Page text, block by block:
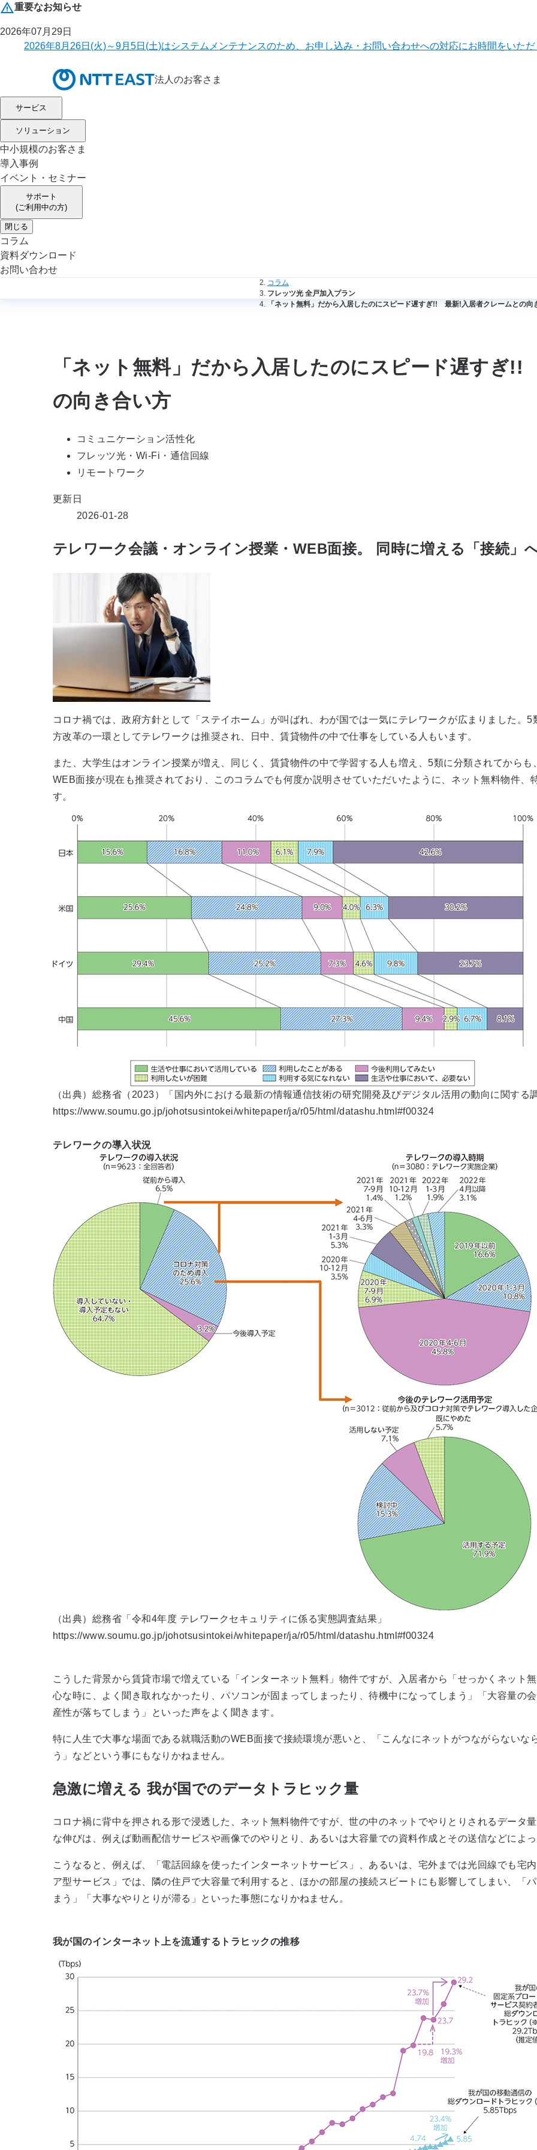
重要なお知らせ
2026年07月29日
2026年8月26日(火)～9月5日(土)はシステムメンテナンスのため、お申し込み・お問い合わせへの対応にお時間をいただ
法人のお客さま
サービス
ソリューション
中小規模のお客さま
導入事例
イベント・セミナー
サポート
(ご利用中の方)
閉じる
コラム
資料ダウンロード
お問い合わせ
コラム
フレッツ光 全戸加入プラン
「ネット無料」だから入居したのにスピード遅すぎ!! 最新!入居者クレームとの向
「ネット無料」だから入居したのにスピード遅すぎ
の向き合い方
コミュニケーション活性化
フレッツ光・Wi-Fi・通信回線
リモートワーク
更新日
2026-01-28
テレワーク会議・オンライン授業・WEB面接。 同時に増える「接続」
コロナ禍では、政府方針として「ステイホーム」が叫ばれ、わが国では一気にテレワークが広まりました。
方改革の一環としてテレワークは推奨され、日中、賃貸物件の中で仕事をしている人もいます。
また、大学生はオンライン授業が増え、同じく、賃貸物件の中で学習する人も増え、5類に分類されてから
WEB面接が現在も推奨されており、このコラムでも何度か説明させていただいたように、ネット無料物件、
す。
（出典）総務省（2023）「国内外における最新の情報通信技術の研究開発及びデジタル活用の動向に関する
https://www.soumu.go.jp/johotsusintokei/whitepaper/ja/r05/html/datashu.html#f00324
テレワークの導入状況
（出典）総務省「令和4年度 テレワークセキュリティに係る実態調査結果」
https://www.soumu.go.jp/johotsusintokei/whitepaper/ja/r05/html/datashu.html#f00324
こうした背景から賃貸市場で増えている「インターネット無料」物件ですが、入居者から「せっかくネット
心な時に、よく聞き取れなかったり、パソコンが固まってしまったり、待機中になってしまう」「大容量の
産性が落ちてしまう」といった声をよく聞きます。
特に人生で大事な場面である就職活動のWEB面接で接続環境が悪いと、「こんなにネットがつながらないな
う」などという事にもなりかねません。
急激に増える 我が国でのデータトラヒック量
コロナ禍に背中を押される形で浸透した、ネット無料物件ですが、世の中のネットでやりとりされるデータ
な伸びは、例えば動画配信サービスや画像でのやりとり、あるいは大容量での資料作成とその送信などによ
こうなると、例えば、「電話回線を使ったインターネットサービス」、あるいは、宅外までは光回線でも宅
ア型サービス」では、隣の住戸で大容量で利用すると、ほかの部屋の接続スビートにも影響してしまい、「
まう」「大事なやりとりが滞る」といった事態になりかねません。
我が国のインターネット上を流通するトラヒックの推移